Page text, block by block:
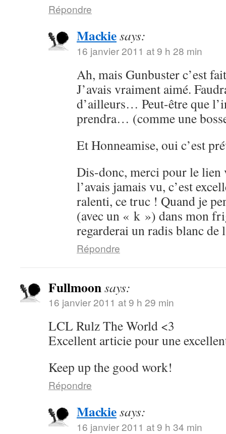
Répondre
Mackiesays:
16 janvier 2011 at 9 h 28 min
Ah, mais Gunbuster c’est
J’avais vraiment aimé.
d’ailleurs… Peut-être que
prendra… (comme une
Et Honneamise, oui c’est
Dis-donc, merci pour le lien
l’avais jamais vu, c’est
ralenti, ce truc ! Quand je
(avec un « k ») dans mon
regarderai un radis blanc
Répondre
Fullmoonsays:
16 janvier 2011 at 9 h 29 min
LCL Rulz The World <3
Excellent articie pour une
Keep up the good work!
Répondre
Mackiesays:
16 janvier 2011 at 9 h 34 min